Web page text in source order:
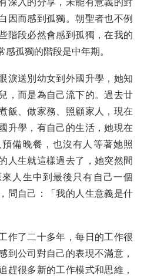
因而感到孤獨。朝聖者也不例
階段必然會感到孤獨，在我的
孤獨的階段是中年期。
淚送別幼女到外國升學，她知
，而是為自己流下的。過去廿
飯、做家務、照顧家人，現在
升學，有自己的生活，她現在
備晚餐，也沒有人等著她照
人生就這樣過去了，她突然間
人生中到最後只有自己一個
問自己：「我的人生意義是什
作了二十多年，每日的工作很
到公司對自己的表現不滿意，
趕很多新的工作模式和思維，